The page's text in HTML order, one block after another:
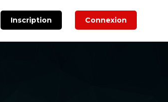
Inscription Connexion